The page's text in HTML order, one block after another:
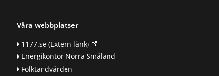
Våra webbplatser
1177.se(Extern länk)
Energikontor Norra Småland
Folktandvården